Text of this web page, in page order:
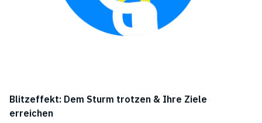
Blitzeffekt: Dem Sturm trotzen & Ihre Ziele
erreichen